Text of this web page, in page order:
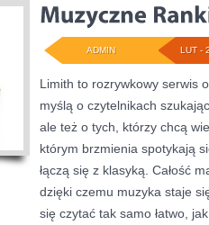
LUT -
ADMIN
Limith to rozrywkowy serwis
myślą o czytelnikach
ale też o tych, którzy chcą
którym brzmienia spotykają
łączą się z klasyką. Całość
dzięki czemu muzyka staje
się czytać tak samo łatwo,